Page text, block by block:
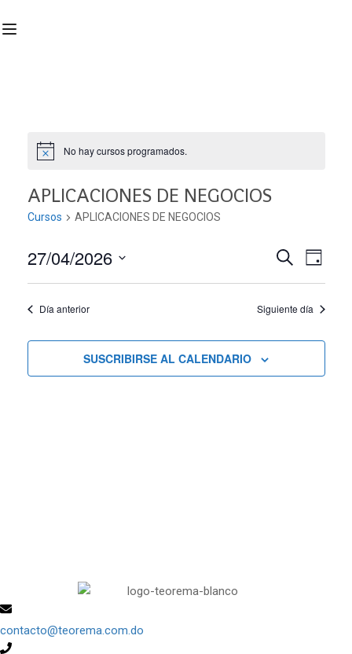
No hay cursos programados.
APLICACIONES DE NEGOCIOS
Cursos APLICACIONES DE NEGOCIOS
de
y
BUSCAR
de
de
DÍA
27/04/2026
Día anterior Siguiente día
SUSCRIBIRSE AL CALENDARIO
contacto@teorema.com.do